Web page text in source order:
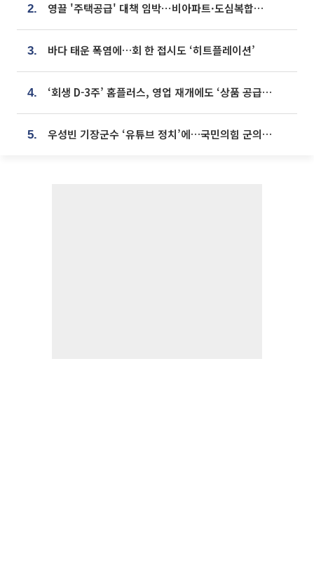
2. 영끌 '주택공급' 대책 임박⋯비아파트·도심복합까지 총동원
3. 바다 태운 폭염에…회 한 접시도 ‘히트플레이션’
4. ‘회생 D-3주’ 홈플러스, 영업 재개에도 ‘상품 공급망’ 복구가 생존 관건
5. 우성빈 기장군수 ‘유튜브 정치’에…국민의힘 군의원들 집단 반발